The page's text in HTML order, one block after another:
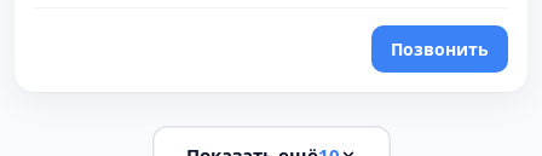
Позвонить